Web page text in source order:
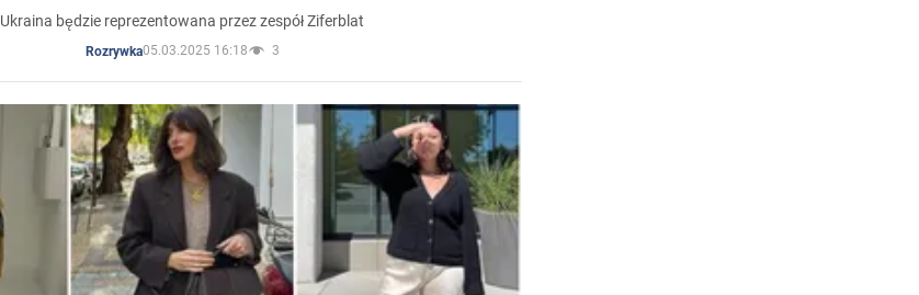
Ukraina będzie reprezentowana przez zespół Ziferblat
Rozrywka05.03.2025 16:18 3